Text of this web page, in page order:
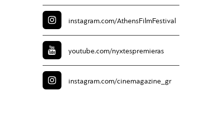
instagram.com/AthensFilmFestival
youtube.com/nyxtespremieras
instagram.com/cinemagazine_gr